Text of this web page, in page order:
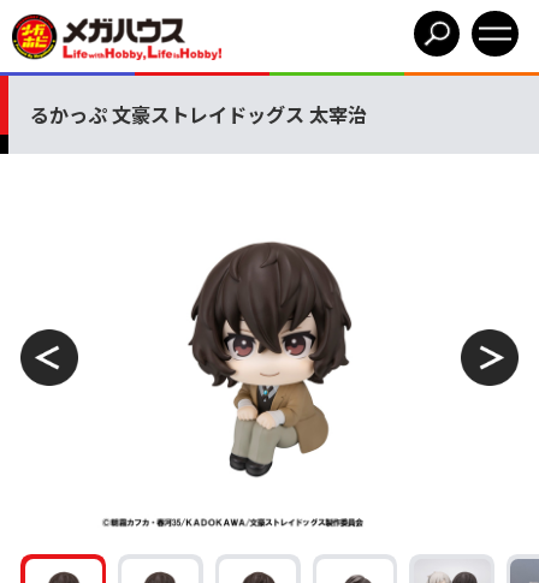
るかっぷ 文豪ストレイドッグス 太宰治